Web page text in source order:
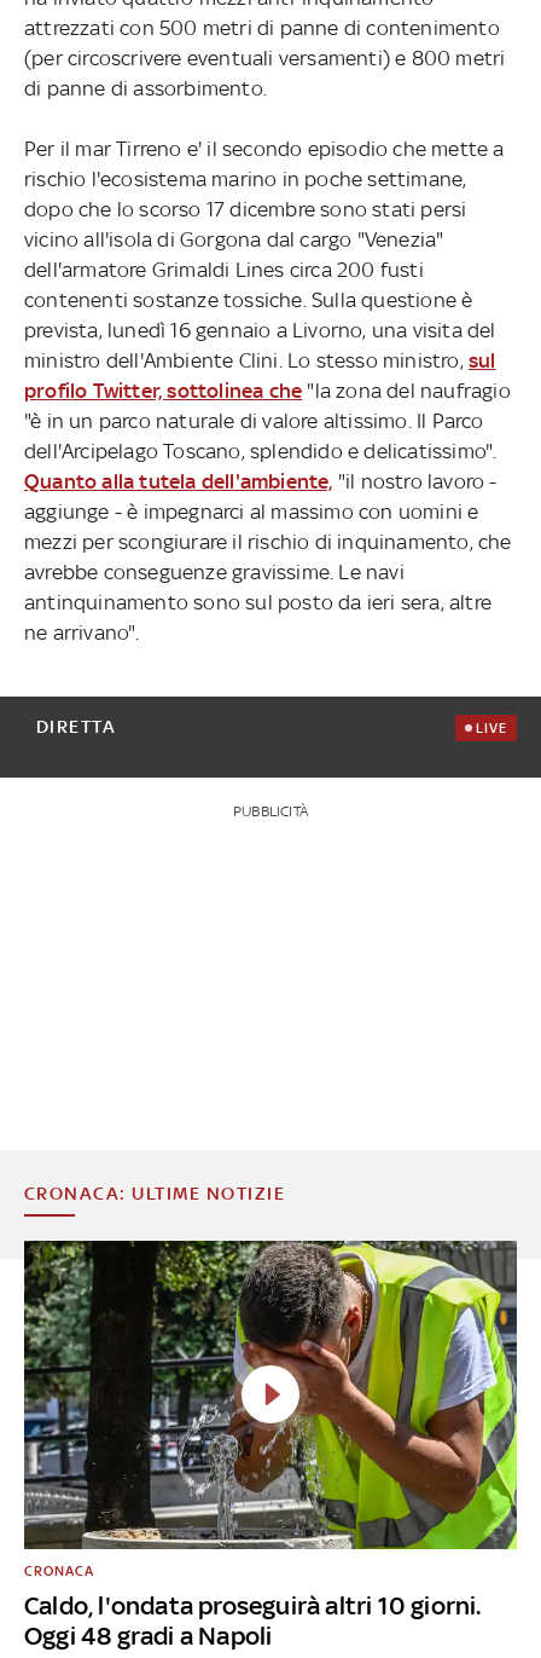
attrezzati con 500 metri di panne di contenimento
(per circoscrivere eventuali versamenti) e 800 metri
di panne di assorbimento.
Per il mar Tirreno e' il secondo episodio che mette a
rischio l'ecosistema marino in poche settimane,
dopo che lo scorso 17 dicembre sono stati persi
vicino all'isola di Gorgona dal cargo "Venezia"
dell'armatore Grimaldi Lines circa 200 fusti
contenenti sostanze tossiche. Sulla questione è
prevista, lunedì 16 gennaio a Livorno, una visita del
ministro dell'Ambiente Clini. Lo stesso ministro, sul
profilo Twitter, sottolinea che "la zona del naufragio
"è in un parco naturale di valore altissimo. Il Parco
dell'Arcipelago Toscano, splendido e delicatissimo".
Quanto alla tutela dell'ambiente, "il nostro lavoro -
aggiunge - è impegnarci al massimo con uomini e
mezzi per scongiurare il rischio di inquinamento, che
avrebbe conseguenze gravissime. Le navi
antinquinamento sono sul posto da ieri sera, altre
ne arrivano".
DIRETTA LIVE
PUBBLICITÀ
CRONACA: ULTIME NOTIZIE
Caldo, l'ondata proseguirà altri 10 giorni.
Oggi 48 gradi a Napoli
CRONACA